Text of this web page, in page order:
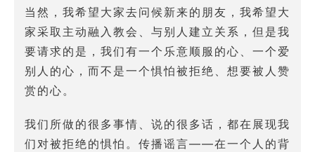
当然，我希望大家去问候新来的朋友，我希望大
家采取主动融入教会、与别人建立关系，但是我
要请求的是，我们有一个乐意顺服的心、一个爱
别人的心，而不是一个惧怕被拒绝、想要被人赞
赏的心。
我们所做的很多事情、说的很多话，都在展现我
们对被拒绝的惧怕。传播谣言——在一个人的背